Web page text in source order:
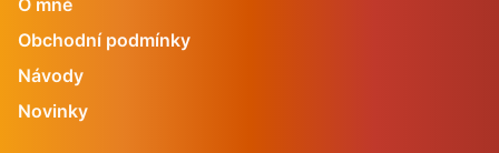
O mně
Obchodní podmínky
Návody
Novinky